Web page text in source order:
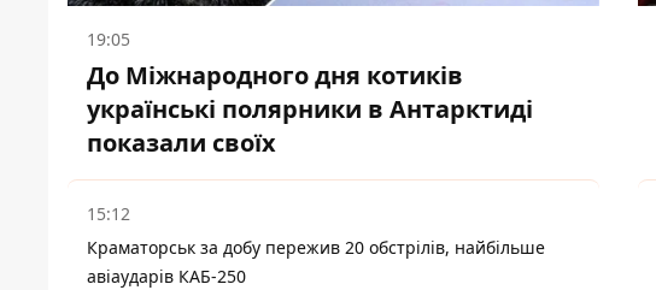
19:05
До Міжнародного дня котиків
українські полярники в Антарктиді
показали своїх
15:12
Краматорськ за добу пережив 20 обстрілів, найбільше
авіаударів КАБ-250